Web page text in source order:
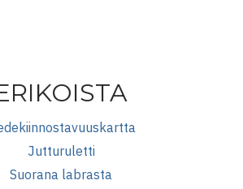
Jutturuletti
Suorana labrasta